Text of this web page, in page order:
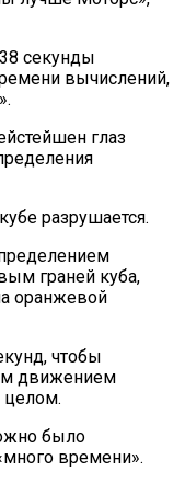
секунды
вычислений,
глаз
разрушается.
граней куба,
оранжевой
чтобы
движением
целом.
было
времени».